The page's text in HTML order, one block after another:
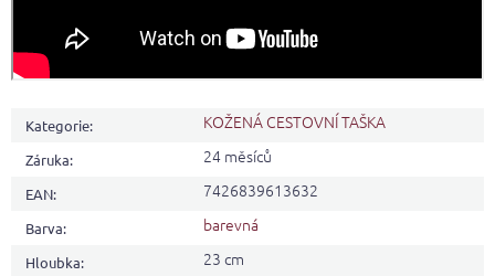
Kategorie: KOŽENÁ CESTOVNÍ TAŠKA
Záruka: 24 měsíců
EAN: 7426839613632
Barva: barevná
Hloubka: 23 cm